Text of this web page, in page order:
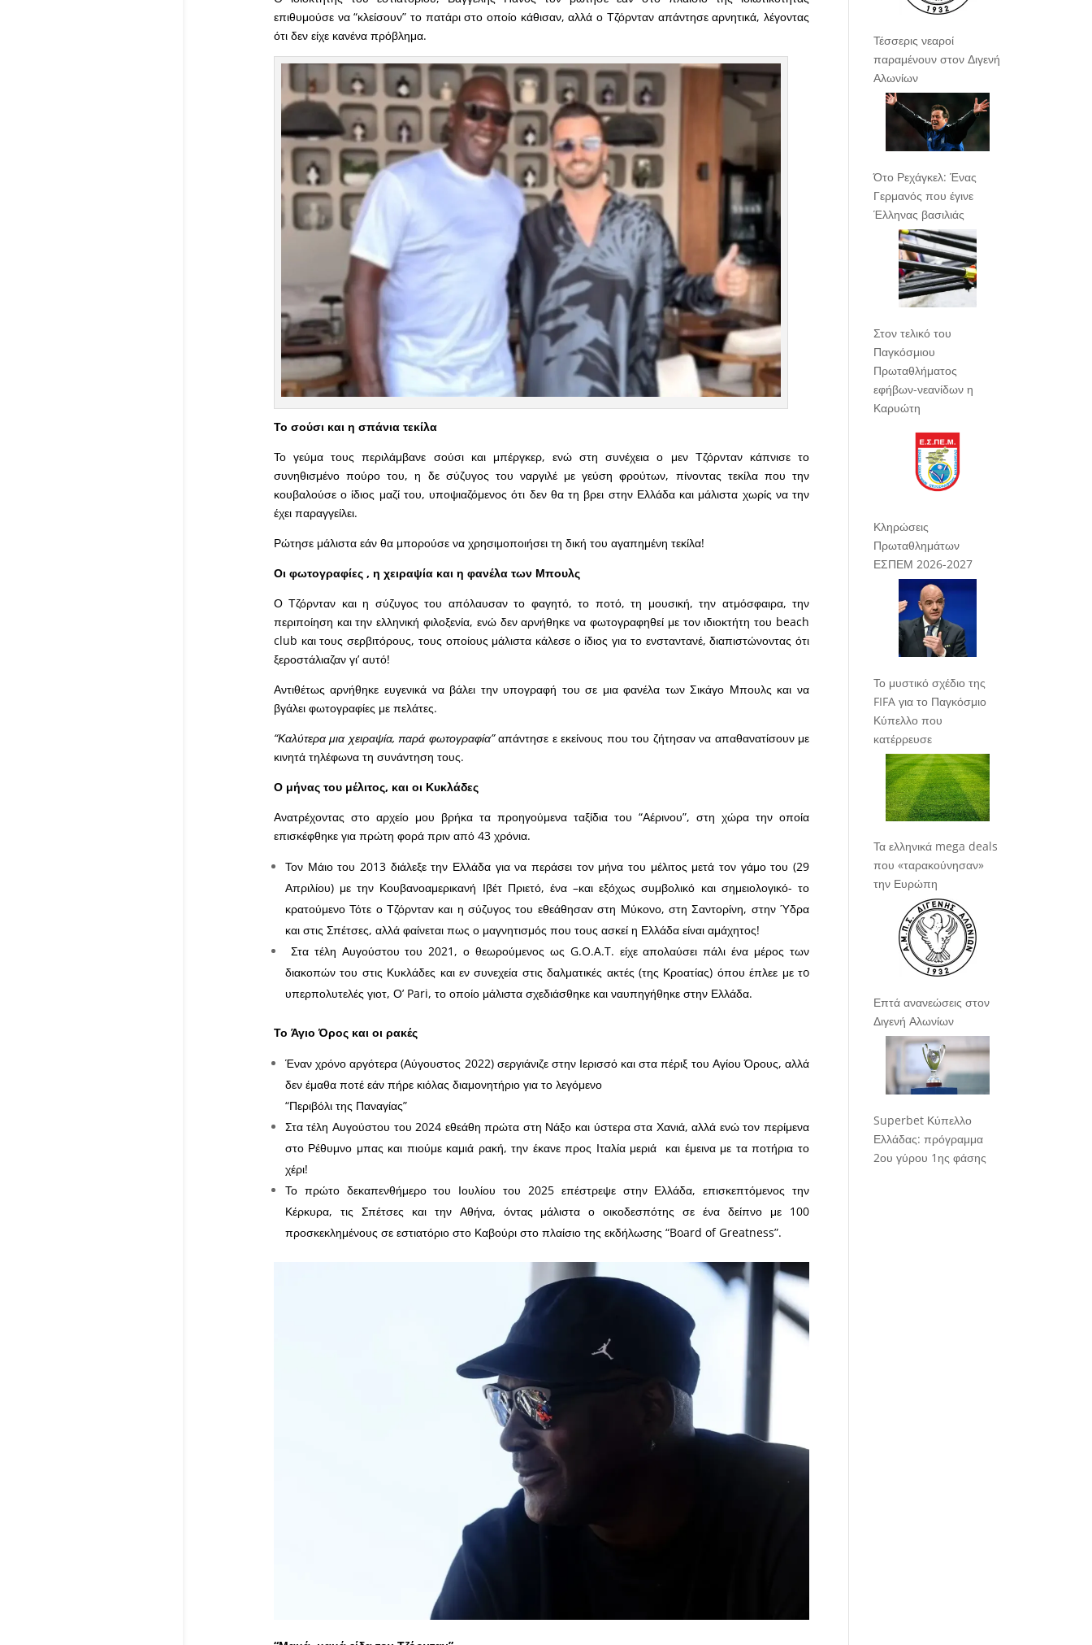
επιθυμούσε να “κλείσουν” το πατάρι στο οποίο κάθισαν, αλλά ο Τζόρνταν απάντησε αρνητικά, λέγοντας
ότι δεν είχε κανένα πρόβλημα.
Το σούσι και η σπάνια τεκίλα
Το γεύμα τους περιλάμβανε σούσι και μπέργκερ, ενώ στη συνέχεια ο μεν Τζόρνταν κάπνισε το
συνηθισμένο πούρο του, η δε σύζυγος του ναργιλέ με γεύση φρούτων, πίνοντας τεκίλα που την
κουβαλούσε ο ίδιος μαζί του, υποψιαζόμενος ότι δεν θα τη βρει στην Ελλάδα και μάλιστα χωρίς να την
έχει παραγγείλει.
Ρώτησε μάλιστα εάν θα μπορούσε να χρησιμοποιήσει τη δική του αγαπημένη τεκίλα!
Οι φωτογραφίες , η χειραψία και η φανέλα των Μπουλς
Ο Τζόρνταν και η σύζυγος του απόλαυσαν το φαγητό, το ποτό, τη μουσική, την ατμόσφαιρα, την
περιποίηση και την ελληνική φιλοξενία, ενώ δεν αρνήθηκε να φωτογραφηθεί με τον ιδιοκτήτη του beach
club και τους σερβιτόρους, τους οποίους μάλιστα κάλεσε ο ίδιος για το ενσταντανέ, διαπιστώνοντας ότι
ξεροστάλιαζαν γι’ αυτό!
Αντιθέτως αρνήθηκε ευγενικά να βάλει την υπογραφή του σε μια φανέλα των Σικάγο Μπουλς και να
βγάλει φωτογραφίες με πελάτες.
“Καλύτερα μια χειραψία, παρά φωτογραφία”απάντησε ε εκείνους που του ζήτησαν να απαθανατίσουν με
κινητά τηλέφωνα τη συνάντηση τους.
Ο μήνας του μέλιτος, και οι Κυκλάδες
Ανατρέχοντας στο αρχείο μου βρήκα τα προηγούμενα ταξίδια του “Αέρινου”, στη χώρα την οποία
επισκέφθηκε για πρώτη φορά πριν από 43 χρόνια.
Τον Μάιο του 2013 διάλεξε την Ελλάδα για να περάσει τον μήνα του μέλιτος μετά τον γάμο του (29
Απριλίου) με την Κουβανοαμερικανή Ιβέτ Πριετό, ένα –και εξόχως συμβολικό και σημειολογικό- το
κρατούμενο Τότε ο Τζόρνταν και η σύζυγος του εθεάθησαν στη Μύκονο, στη Σαντορίνη, στην Ύδρα
και στις Σπέτσες, αλλά φαίνεται πως ο μαγνητισμός που τους ασκεί η Ελλάδα είναι αμάχητος!
Στα τέλη Αυγούστου του 2021, ο θεωρούμενος ως G.O.A.T. είχε απολαύσει πάλι ένα μέρος των
διακοπών του στις Κυκλάδες και εν συνεχεία στις δαλματικές ακτές (της Κροατίας) όπου έπλεε με τo
υπερπολυτελές γιοτ, Ο’ Pari, το οποίο μάλιστα σχεδιάσθηκε και ναυπηγήθηκε στην Ελλάδα.
Το Άγιο Όρος και οι ρακές
Έναν χρόνο αργότερα (Αύγουστος 2022) σεργιάνιζε στην Ιερισσό και στα πέριξ του Αγίου Όρους, αλλά
δεν έμαθα ποτέ εάν πήρε κιόλας διαμονητήριο για το λεγόμενο
“Περιβόλι της Παναγίας”
Στα τέλη Αυγούστου του 2024 εθεάθη πρώτα στη Νάξο και ύστερα στα Χανιά, αλλά ενώ τον περίμενα
στο Ρέθυμνο μπας και πιούμε καμιά ρακή, την έκανε προς Ιταλία μεριά και έμεινα με τα ποτήρια το
χέρι!
Το πρώτο δεκαπενθήμερο του Ιουλίου του 2025 επέστρεψε στην Ελλάδα, επισκεπτόμενος την
Κέρκυρα, τις Σπέτσες και την Αθήνα, όντας μάλιστα ο οικοδεσπότης σε ένα δείπνο με 100
προσκεκλημένους σε εστιατόριο στο Καβούρι στο πλαίσιο της εκδήλωσης “Board of Greatness”.
Τέσσερις νεαροί
παραμένουν στον Διγενή
Αλωνίων
Ότο Ρεχάγκελ: Ένας
Γερμανός που έγινε
Έλληνας βασιλιάς
Στον τελικό του
Παγκόσμιου
Πρωταθλήματος
εφήβων-νεανίδων η
Καρυώτη
Κληρώσεις
Πρωταθλημάτων
ΕΣΠΕΜ 2026-2027
Το μυστικό σχέδιο της
FIFA για το Παγκόσμιο
Κύπελλο που
κατέρρευσε
Τα ελληνικά mega deals
που «ταρακούνησαν»
την Ευρώπη
Επτά ανανεώσεις στον
Διγενή Αλωνίων
Superbet Κύπελλο
Ελλάδας: πρόγραμμα
2ου γύρου 1ης φάσης